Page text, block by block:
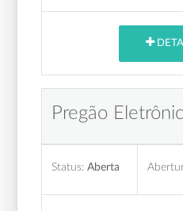
Pregão
Status: Aberta